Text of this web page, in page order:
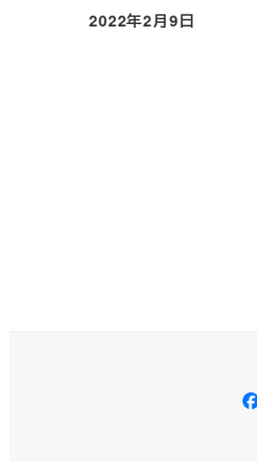
投稿日
2022年2月9日